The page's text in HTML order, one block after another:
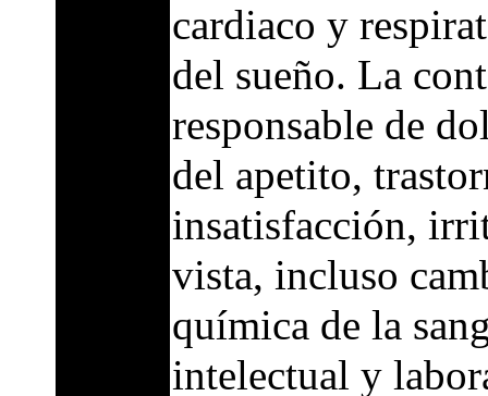
cardiaco y
del sueño. La
responsable de
del apetito,
insatisfacción,
vista, incluso
química de la
intelectual y